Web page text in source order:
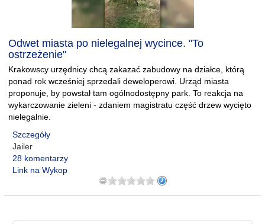
Odwet miasta po nielegalnej wycince. "To
ostrzeżenie"
Krakowscy urzędnicy chcą zakazać zabudowy na działce, którą
ponad rok wcześniej sprzedali deweloperowi. Urząd miasta
proponuje, by powstał tam ogólnodostępny park. To reakcja na
wykarczowanie zieleni - zdaniem magistratu część drzew wycięto
nielegalnie.
Szczegóły
Jailer
28 komentarzy
Link na Wykop